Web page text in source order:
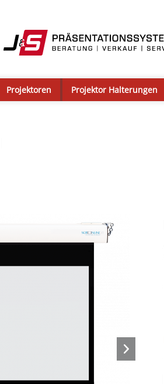
Projektoren Projektor Halterungen